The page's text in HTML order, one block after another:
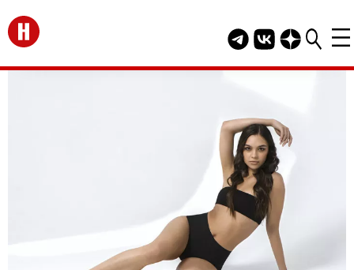
Перейти на главную
Telegram канал
Группа HELLO
Канал